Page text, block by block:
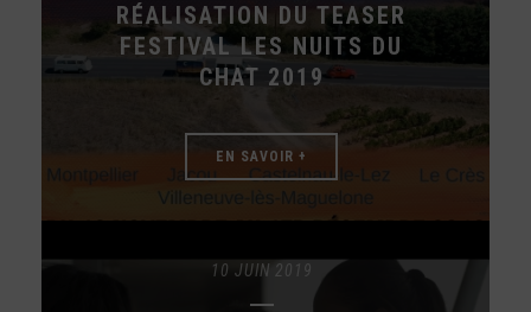
RÉALISATION DU TEASER
FESTIVAL LES NUITS DU
CHAT 2019
EN SAVOIR +
10 JUIN 2019